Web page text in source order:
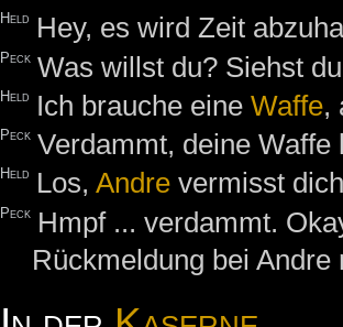
Held Hey, es wird Zeit
Peck Was willst du? Siehst
Held Ich brauche eineWaffe,
Peck Verdammt, deine Waffe
Held Los,Andre vermisst
Peck Hmpf ... verdammt.
Rückmeldung bei